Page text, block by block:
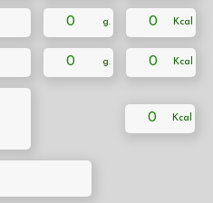
0 0
0 0
0